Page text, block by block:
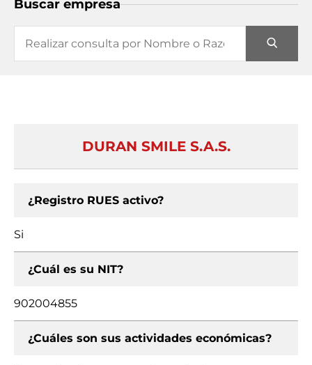
Buscar empresa
DURAN SMILE S.A.S.
¿Registro RUES activo?
Si
¿Cuál es su NIT?
902004855
¿Cuáles son sus actividades económicas?